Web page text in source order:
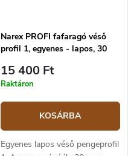
Narex PROFI fafaragó véső
profil 1, egyenes - lapos, 30
15 400 Ft
Raktáron
KOSÁRBA
Egyenes lapos véső pengeprofil